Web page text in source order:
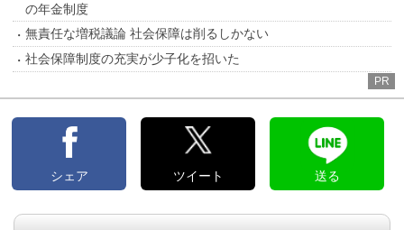
の年金制度
無責任な増税議論 社会保障は削るしかない
社会保障制度の充実が少子化を招いた
PR
シェア ツイート 送る